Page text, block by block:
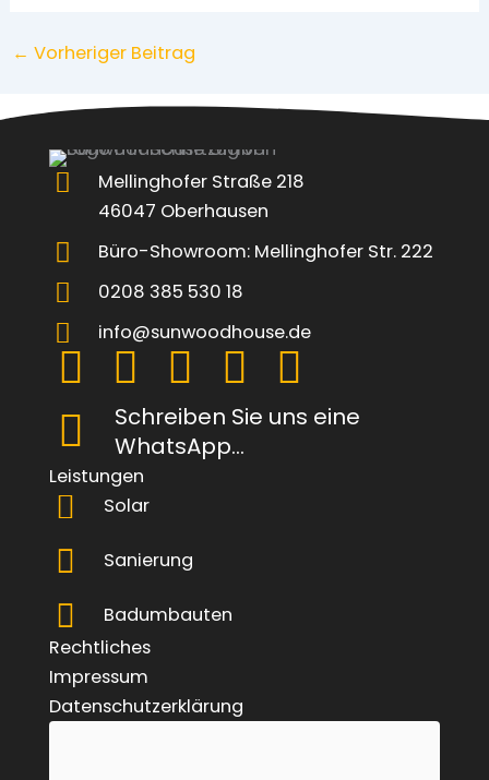
← Vorheriger Beitrag
Mellinghofer Straße 218
46047 Oberhausen
Büro-Showroom: Mellinghofer Str. 222
0208 385 530 18
info@sunwoodhouse.de
Schreiben Sie uns eine
WhatsApp...
Leistungen
Solar
Sanierung
Badumbauten
Rechtliches
Impressum
Datenschutzerklärung